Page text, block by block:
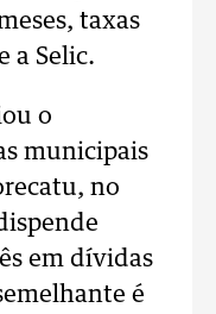
taxas
a Selic.
o
municipais
no
em dívidas
é